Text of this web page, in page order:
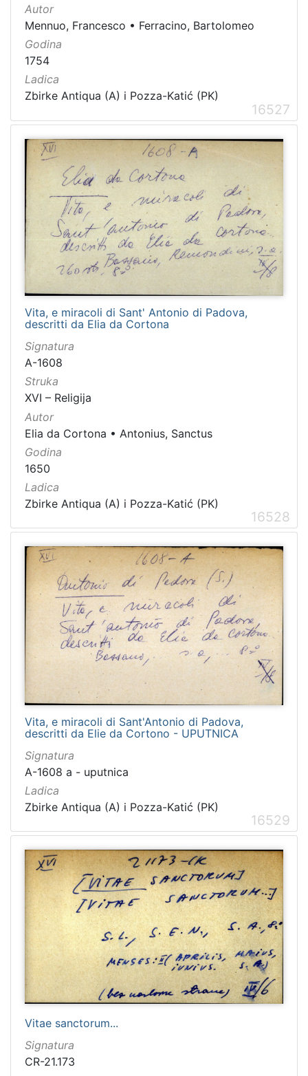
Autor
Mennuo, Francesco • Ferracino, Bartolomeo
Godina
1754
Ladica
Zbirke Antiqua (A) i Pozza-Katić (PK)
16527
Vita, e miracoli di Sant' Antonio di Padova,
descritti da Elia da Cortona
Signatura
A-1608
Struka
XVI – Religija
Autor
Elia da Cortona • Antonius, Sanctus
Godina
1650
Ladica
Zbirke Antiqua (A) i Pozza-Katić (PK)
16528
Vita, e miracoli di Sant'Antonio di Padova,
descritti da Elie da Cortono - UPUTNICA
Signatura
A-1608 a - uputnica
Ladica
Zbirke Antiqua (A) i Pozza-Katić (PK)
16529
Vitae sanctorum...
Signatura
CR-21.173